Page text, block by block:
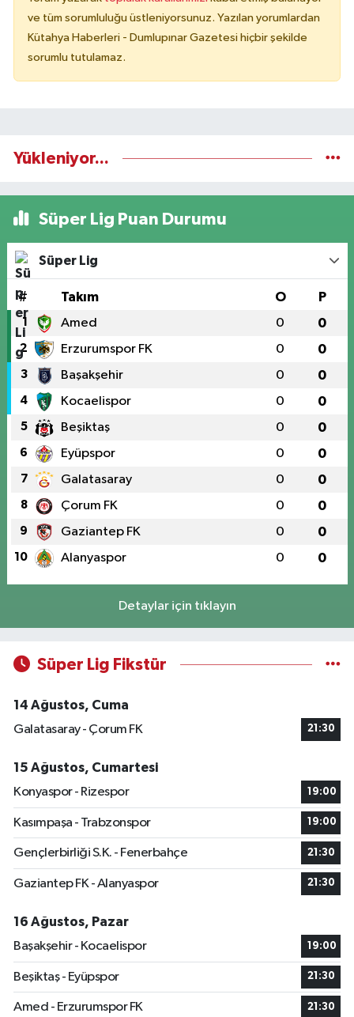
ve tüm sorumluluğu üstleniyorsunuz. Yazılan yorumlardan
Kütahya Haberleri - Dumlupınar Gazetesi hiçbir şekilde
sorumlu tutulamaz.
Yükleniyor...
Süper Lig Puan Durumu
Süper Lig
# Takım O P
1 Amed 0 0
2 Erzurumspor FK 0 0
3 Başakşehir 0 0
4 Kocaelispor 0 0
5 Beşiktaş 0 0
6 Eyüpspor 0 0
7 Galatasaray 0 0
8 Çorum FK 0 0
9 Gaziantep FK 0 0
10 Alanyaspor 0 0
Detaylar için tıklayın
Süper Lig Fikstür
14 Ağustos, Cuma
Galatasaray - Çorum FK
21:30
15 Ağustos, Cumartesi
Konyaspor - Rizespor
19:00
Kasımpaşa - Trabzonspor 19:00
Gençlerbirliği S.K. - Fenerbahçe 21:30
Gaziantep FK - Alanyaspor 21:30
16 Ağustos, Pazar
Başakşehir - Kocaelispor
19:00
Beşiktaş - Eyüpspor 21:30
Amed - Erzurumspor FK 21:30